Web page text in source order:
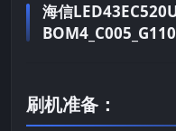
海信
刷机准备：